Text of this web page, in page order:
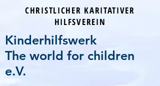
Kinderhilfswerk
The world for children
e.V.
CHRISTLICHER KARITATIVER
HILFSVEREIN